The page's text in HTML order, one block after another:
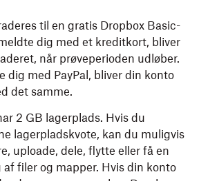
til en gratis Dropbox Basic-
dig med et kreditkort, bliver
når prøveperioden udløber.
dig med PayPal, bliver din konto
det samme.
2 GB lagerplads. Hvis du
lagerpladskvote, kan du muligvis
uploade, dele, flytte eller få en
filer og mapper. Hvis din konto